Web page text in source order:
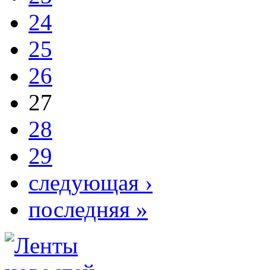
24
25
26
27
28
29
следующая ›
последняя »